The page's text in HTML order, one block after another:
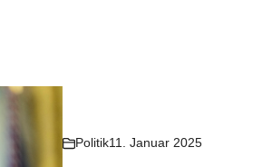
Politik11. Januar 2025